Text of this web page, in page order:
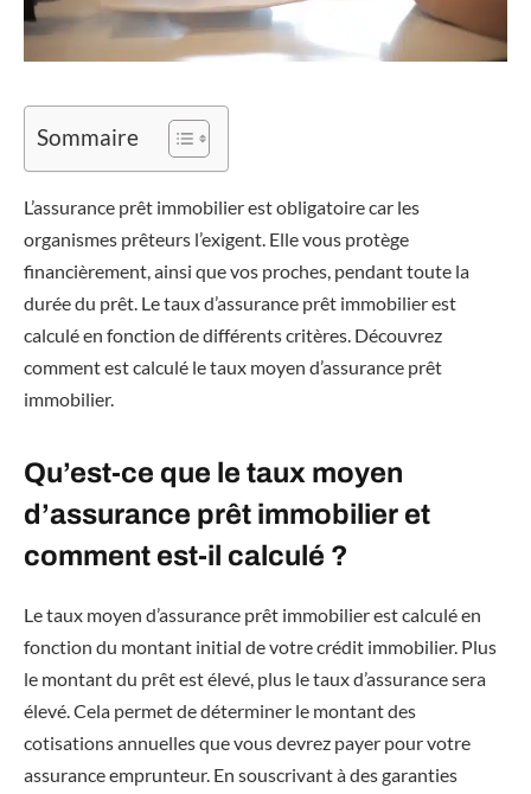
Sommaire
L’assurance prêt immobilier est obligatoire car les
organismes prêteurs l’exigent. Elle vous protège
financièrement, ainsi que vos proches, pendant toute la
durée du prêt. Le taux d’assurance prêt immobilier est
calculé en fonction de différents critères. Découvrez
comment est calculé le taux moyen d’assurance prêt
immobilier.
Qu’est-ce que le taux moyen
d’assurance prêt immobilier et
comment est-il calculé ?
Le taux moyen d’assurance prêt immobilier est calculé en
fonction du montant initial de votre crédit immobilier. Plus
le montant du prêt est élevé, plus le taux d’assurance sera
élevé. Cela permet de déterminer le montant des
cotisations annuelles que vous devrez payer pour votre
assurance emprunteur. En souscrivant à des garanties